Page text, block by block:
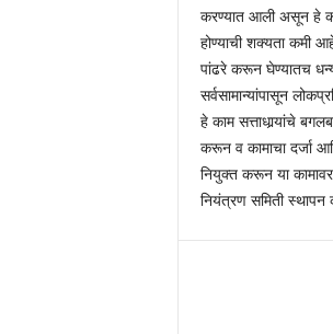
करण्यात आली असून हे
होण्याची शक्यता कमी
पांढरे करून घेण्यातच
सर्वसामान्यांपासून
हे काम सत्ताधार्‍यांचे
करून व कामाचा दर्जा
नियुक्त करून या कामावर
नियंत्रण समिती स्थापन